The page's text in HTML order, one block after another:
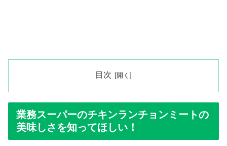
目次
業務スーパーのチキンランチョンミートの
美味しさを知ってほしい！